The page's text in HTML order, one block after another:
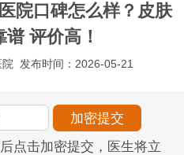
院口碑怎么样？皮肤
评价高！
院 发布时间：2026-05-21
点击加密提交，医生将立